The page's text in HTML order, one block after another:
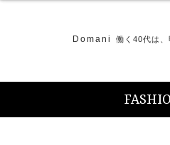
Domani 働く40代は、